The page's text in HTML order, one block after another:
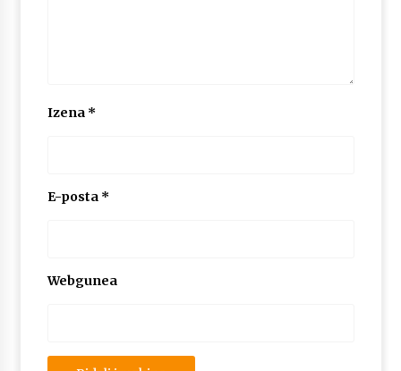
Izena *
E-posta *
Webgunea